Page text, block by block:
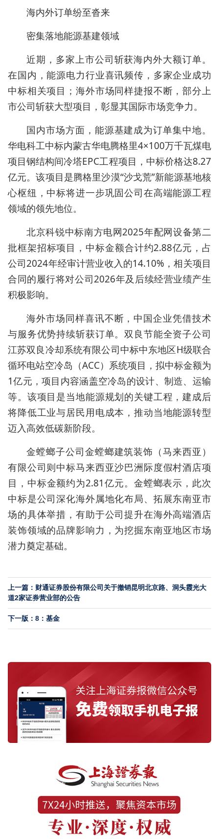
海内外订单纷至沓来
密集落地能源基建领域
近期，多家上市公司斩获海内外大额订单。
在国内，能源电力行业喜讯频传，多家企业成功
中标相关项目；海外市场同样捷报不断，部分上
市公司斩获大型项目，彰显其国际市场竞争力。
国内市场方面，能源基建成为订单集中地。
华电科工中标内蒙古华电腾格里4×100万千瓦煤电
项目钢结构间冷塔EPC工程项目，中标价格达8.27
亿元。该项目是腾格里沙漠“沙戈荒”新能源基地核
心枢纽，中标将进一步巩固公司在高端能源工程
领域的领先地位。
北京科锐中标南方电网2025年配网设备第二
批框架招标项目，中标金额合计约2.88亿元，占
公司2024年经审计营业收入的14.10%，相关项目
合同的履行将对公司2026年及后续经营业绩产生
积极影响。
海外市场同样喜讯不断，中国企业凭借技术
与服务优势持续斩获订单。双良节能全资子公司
江苏双良冷却系统有限公司中标中东地区H级联合
循环电站空冷岛（ACC）系统项目，拟中标金额为
1亿元，项目内容涵盖空冷岛的设计、制造、运输
等。该项目是当地能源规划的关键工程，建成后
将降低工业与居民用电成本，推动当地能源转型
迈入高效低碳新阶段。
金螳螂子公司金螳螂建筑装饰（马来西亚）
有限公司则中标马来西亚沙巴洲际度假村酒店项
目，中标金额约为2.81亿元。金螳螂表示，此次
中标是公司深化海外属地化布局、拓展东南亚市
场的具体举措，有助于公司提升在海外高端酒店
装饰领域的品牌影响力，为挖掘东南亚地区市场
潜力奠定基础。
上一篇：财通证券股份有限公司关于撤销昆明北京路、洞头霞光大
道2家证券营业部的公告
下一版：8：基金